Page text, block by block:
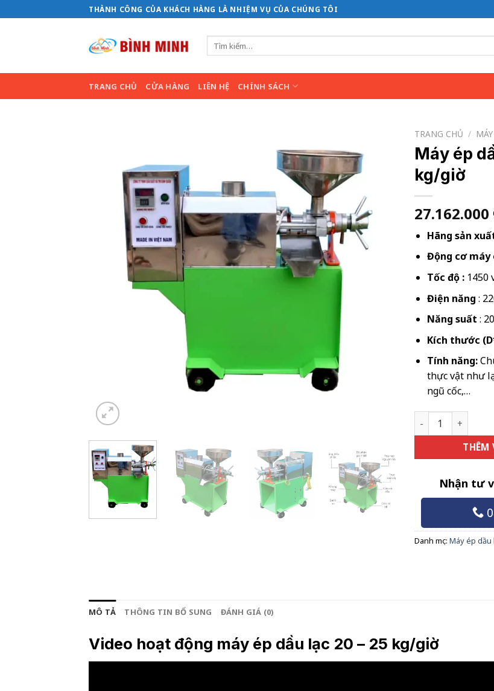
qua
THÀNH CÔNG CỦA KHÁCH HÀNG LÀ NHIỆM VỤ CỦA CHÚNG TÔI
Tìm
kiếm:
TRANG CHỦ CỬA HÀNG LIÊN HỆ CHÍNH SÁCH
TRANG CHỦ /
Máy ép
kg/giờ
27.162.000
Hãng sản
Động cơ máy
Tốc độ :1450
Điện năng :
Năng suất :
Kích thước
Tính năng:
thực vật như
ngũ cốc,…
Máy ép dầu lạc
THÊM
Nhận tư
Danh mục: Máy ép dầu
MÔ TẢ THÔNG TIN BỔ SUNG ĐÁNH GIÁ (0)
Video hoạt động máy ép dầu lạc 20 – 25 kg/giờ